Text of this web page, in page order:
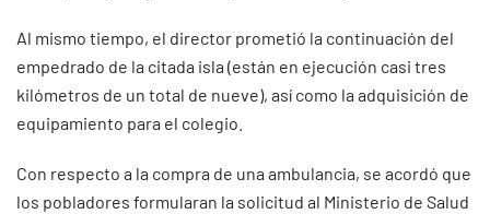
Al mismo tiempo, el director prometió la continuación del
empedrado de la citada isla (están en ejecución casi tres
kilómetros de un total de nueve), así como la adquisición de
equipamiento para el colegio.
Con respecto a la compra de una ambulancia, se acordó que
los pobladores formularan la solicitud al Ministerio de Salud